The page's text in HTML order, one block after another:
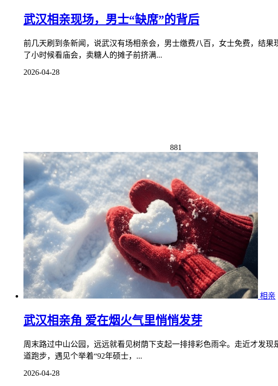
武汉相亲现场，男士“缺席”的背后
前几天刷到条新闻，说武汉有场相亲会，男士缴费八百，女士免费，结
了小时候看庙会，卖糖人的摊子前挤满...
2026-04-28
881
相亲
武汉相亲角 爱在烟火气里悄悄发芽
周末路过中山公园，远远就看见树荫下支起一排排彩色雨伞。走近才发
道跑步，遇见个举着“92年硕士，...
2026-04-28